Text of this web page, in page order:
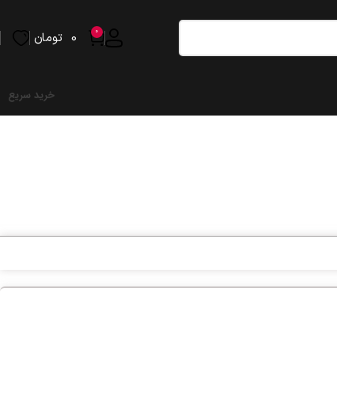
0
0 تومان
خرید سریع